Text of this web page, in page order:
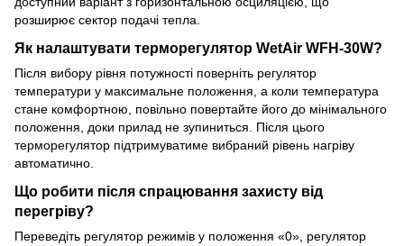
розширює сектор подачі тепла.
Як налаштувати терморегулятор WetAir WFH-30W?
Після вибору рівня потужності поверніть регулятор
температури у максимальне положення, а коли температура
стане комфортною, повільно повертайте його до мінімального
положення, доки прилад не зупиниться. Після цього
терморегулятор підтримуватиме вибраний рівень нагріву
автоматично.
Що робити після спрацювання захисту від
перегріву?
Переведіть регулятор режимів у положення «0», регулятор